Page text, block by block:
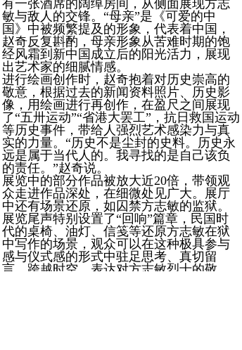
有一张酒席的阔绰房间，从侧面展现方志
敏与敌人的交锋。“母亲”是《可爱的中
国》中被频繁提及的形象，代表着中国，
赵奇反复斟酌，母亲形象从苦难时期的饱
经风霜到新中国成立后的阳光活力，展现
出艺术家的细腻情感。
进行绘画创作时，赵奇抱着对历史崇高的
敬意，根据过去的新闻资料照片、历史影
像，用绘画进行再创作，在盈尺之间展现
了“五卅运动”“省港大罢工”，抗日救国运动
等历史事件，带给人强烈艺术感染力与真
实的力量。“历史不是尘封的史料。历史永
远是属于当代人的。我寻找的是自己该负
的责任。”赵奇说。
展览中的部分作品被放大近20倍，带领观
众走进作品深处，在细微处见广大。展厅
中还有场景还原，如囚禁方志敏的监狱。
展览尾声特别设置了“回响”篇章，民国时
代的桌椅、油灯、信笺等还原方志敏在狱
中写作的场景，观众可以在这种极具参与
感与仪式感的形式中驻足思考、真切留
言，跨越时空，表达对方志敏烈士的敬